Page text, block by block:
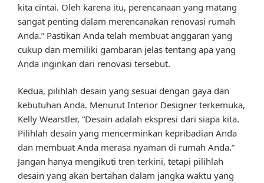
kita cintai. Oleh karena itu, perencanaan yang matang
sangat penting dalam merencanakan renovasi rumah
Anda.” Pastikan Anda telah membuat anggaran yang
cukup dan memiliki gambaran jelas tentang apa yang
Anda inginkan dari renovasi tersebut.
Kedua, pilihlah desain yang sesuai dengan gaya dan
kebutuhan Anda. Menurut Interior Designer terkemuka,
Kelly Wearstler, “Desain adalah ekspresi dari siapa kita.
Pilihlah desain yang mencerminkan kepribadian Anda
dan membuat Anda merasa nyaman di rumah Anda.”
Jangan hanya mengikuti tren terkini, tetapi pilihlah
desain yang akan bertahan dalam jangka waktu yang